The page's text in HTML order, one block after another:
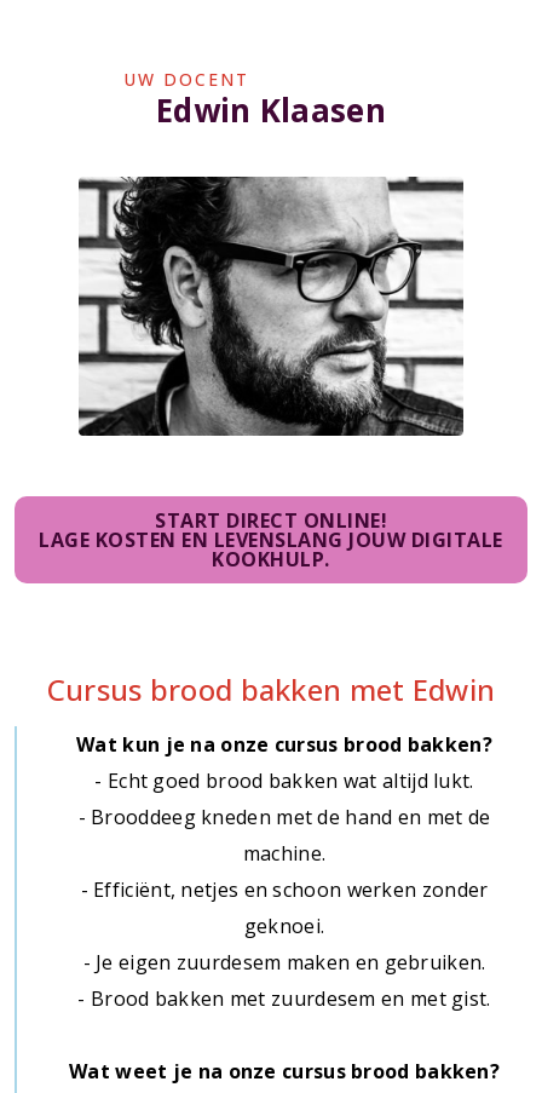
UW DOCENT
Edwin Klaasen
START DIRECT ONLINE!
LAGE KOSTEN EN LEVENSLANG JOUW DIGITALE
KOOKHULP.
Cursus brood bakken met Edwin
Wat kun je na onze cursus brood bakken?
- Echt goed brood bakken wat altijd lukt.
- Brooddeeg kneden met de hand en met de
machine.
- Efficiënt, netjes en schoon werken zonder
geknoei.
- Je eigen zuurdesem maken en gebruiken.
- Brood bakken met zuurdesem en met gist.
Wat weet je na onze cursus brood bakken?